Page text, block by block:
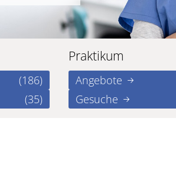
(186)
(35)
Praktikum
Angebote
Gesuche